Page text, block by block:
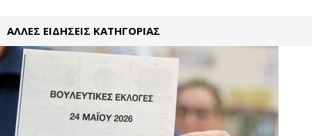
ΑΛΛΕΣ ΕΙΔΗΣΕΙΣ ΚΑΤΗΓΟΡΙΑΣ